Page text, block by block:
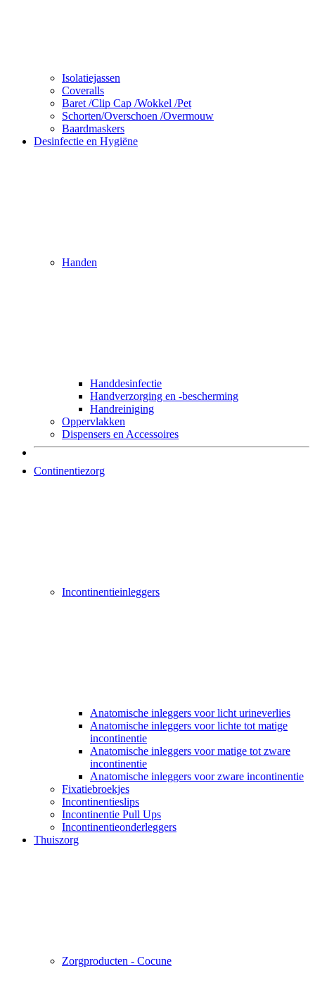
Isolatiejassen
Coveralls
Baret /Clip Cap /Wokkel /Pet
Schorten/Overschoen /Overmouw
Baardmaskers
Desinfectie en Hygiëne
Handen
Handdesinfectie
Handverzorging en -bescherming
Handreiniging
Oppervlakken
Dispensers en Accessoires
Continentiezorg
Incontinentieinleggers
Anatomische inleggers voor licht urineverlies
Anatomische inleggers voor lichte tot matige
incontinentie
Anatomische inleggers voor matige tot zware
incontinentie
Anatomische inleggers voor zware incontinentie
Fixatiebroekjes
Incontinentieslips
Incontinentie Pull Ups
Incontinentieonderleggers
Thuiszorg
Zorgproducten - Cocune